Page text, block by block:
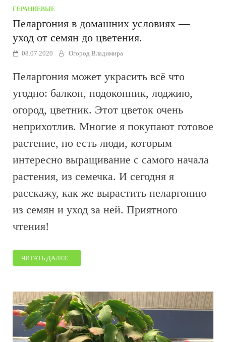
ГЕРАНИЕВЫЕ
Пеларгония в домашних условиях —
уход от семян до цветения.
08.07.2020 Огород Владимира
Пеларгония может украсить всё что
угодно: балкон, подоконник, лоджию,
огород, цветник. Этот цветок очень
неприхотлив. Многие я покупают готовое
растение, но есть люди, которым
интересно выращивание с самого начала
растения, из семечка. И сегодня я
расскажу, как же вырастить пеларгонию
из семян и уход за ней. Приятного
чтения!
ЧИТАТЬ ДАЛЕЕ...